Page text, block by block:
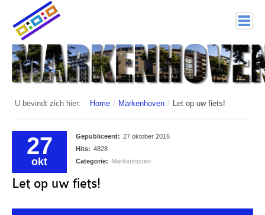
home
Markenhoven
Documenten
Veiligheid (mijn buurt van politie.nl)
Nieuwsbrieven
U bevindt zich hier: Home / Markenhoven / Let op uw fiets!
27
okt
Gepubliceerd: 27 oktober 2016
Hits: 4828
Categorie: Markenhoven
Let op uw fiets!